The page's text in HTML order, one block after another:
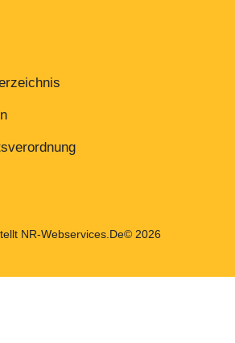
NR-Webservices.de© 2026